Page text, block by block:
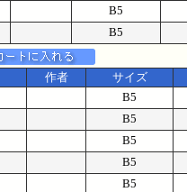
B5
B5
作者 サイズ
B5
B5
B5
B5
B5